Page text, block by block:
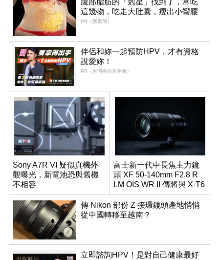
腹部脂肪的「剋星」找到了，常吃
這幾物，吃走大肚囊，瘦出小蠻腰
PR（新素簡）
伴侶和妳一起預防HPV，才有資格
說愛妳！
PR（台灣癌症基金會）
Sony A7R VI 疑似真機外
觀曝光，新電池恐與舊機
不相容
富士新一代中長焦主力鏡
頭 XF 50-140mm F2.8 R
LM OIS WR II 傳將與 X-T6
同步亮相
傳 Nikon 部份 Z 接環鏡頭產地悄悄
從中國轉移至越南？
立即諮詢HPV！是對自己健康最好